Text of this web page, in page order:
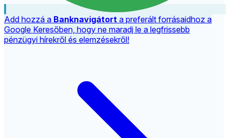
Add hozzá a Banknavigátort a preferált forrásaidhoz a
Google Keresőben, hogy ne maradj le a legfrissebb
pénzügyi hírekről és elemzésekről!